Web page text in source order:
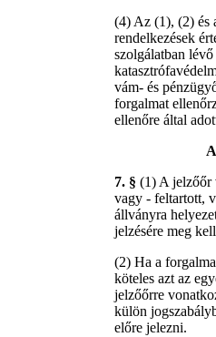
(4) Az (1), (2) és
rendelkezések
szolgálatban
vám- és
forgalmat
ellenőre által
7. § (1) A jelzőőr
vagy - feltartott,
állványra
jelzésére meg
(2) Ha a
köteles azt az
jelzőőrre
külön
előre jelezni.